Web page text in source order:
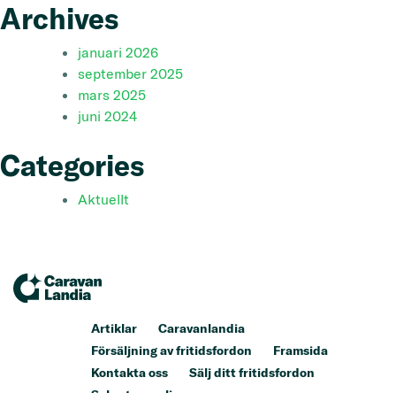
Archives
januari 2026
september 2025
mars 2025
juni 2024
Categories
Aktuellt
Artiklar
Caravanlandia
Försäljning av fritidsfordon
Framsida
Kontakta oss
Sälj ditt fritidsfordon